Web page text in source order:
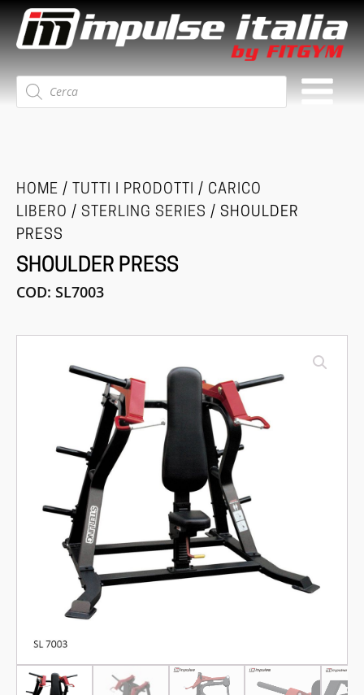
Ricerca
prodotti
HOME / TUTTI I PRODOTTI / CARICO
LIBERO / STERLING SERIES / SHOULDER
PRESS
SHOULDER PRESS
COD: SL7003